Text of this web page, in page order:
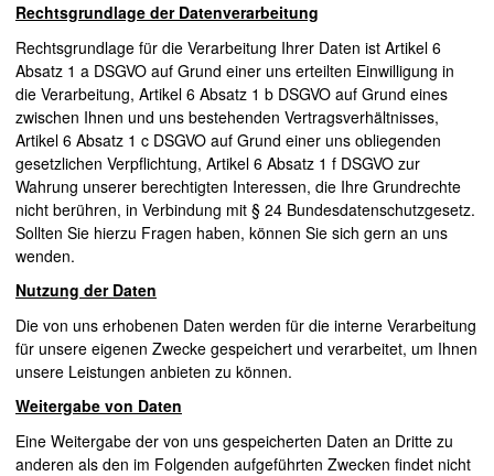
Rechtsgrundlage der Datenverarbeitung
Rechtsgrundlage für die Verarbeitung Ihrer Daten ist Artikel 6
Absatz 1 a DSGVO auf Grund einer uns erteilten Einwilligung in
die Verarbeitung, Artikel 6 Absatz 1 b DSGVO auf Grund eines
zwischen Ihnen und uns bestehenden Vertragsverhältnisses,
Artikel 6 Absatz 1 c DSGVO auf Grund einer uns obliegenden
gesetzlichen Verpflichtung, Artikel 6 Absatz 1 f DSGVO zur
Wahrung unserer berechtigten Interessen, die Ihre Grundrechte
nicht berühren, in Verbindung mit § 24 Bundesdatenschutzgesetz.
Sollten Sie hierzu Fragen haben, können Sie sich gern an uns
wenden.
Nutzung der Daten
Die von uns erhobenen Daten werden für die interne Verarbeitung
für unsere eigenen Zwecke gespeichert und verarbeitet, um Ihnen
unsere Leistungen anbieten zu können.
Weitergabe von Daten
Eine Weitergabe der von uns gespeicherten Daten an Dritte zu
anderen als den im Folgenden aufgeführten Zwecken findet nicht